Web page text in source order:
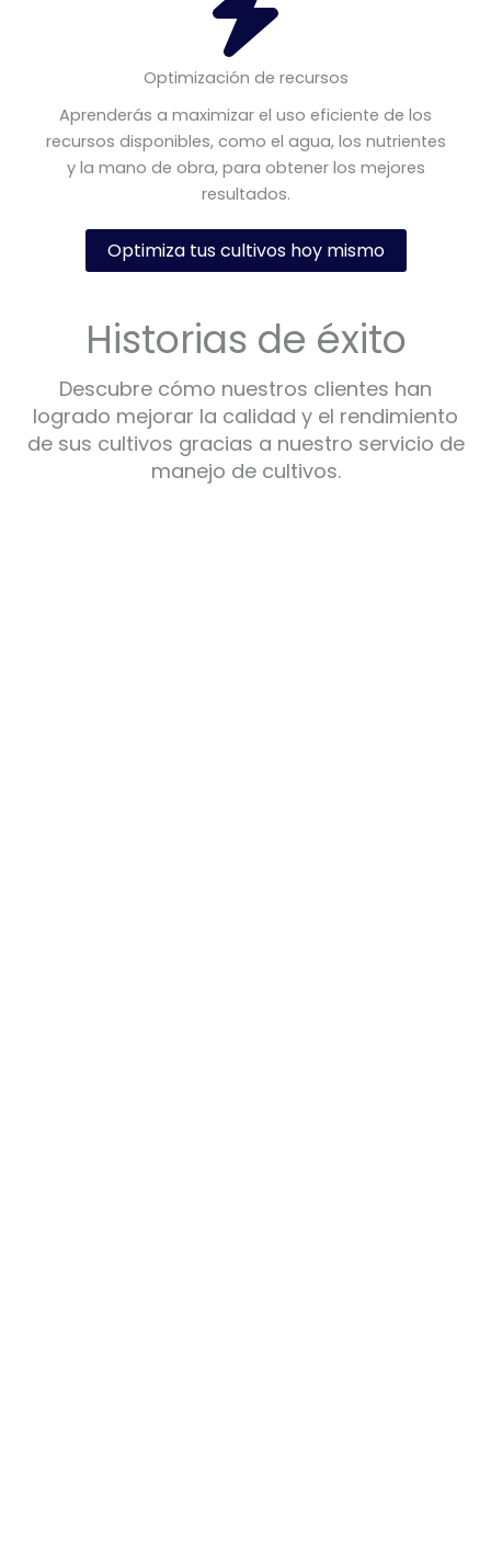
Optimización de recursos
Aprenderás a maximizar el uso eficiente de los
recursos disponibles, como el agua, los nutrientes
y la mano de obra, para obtener los mejores
resultados.
Optimiza tus cultivos hoy mismo
Historias de éxito
Descubre cómo nuestros clientes han
logrado mejorar la calidad y el rendimiento
de sus cultivos gracias a nuestro servicio de
manejo de cultivos.